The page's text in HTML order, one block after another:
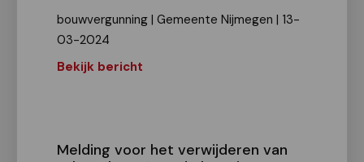
bouwvergunning | Gemeente Nijmegen | 13-
03-2024
Bekijk bericht
Melding voor het verwijderen van